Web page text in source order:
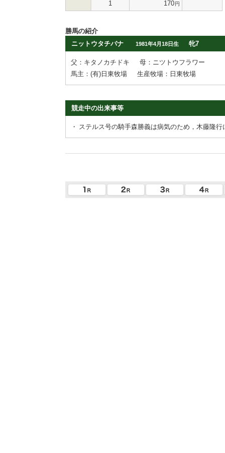
1 170円
勝馬の紹介
ニットウタチバナ
1981年4月18日生 牝7
父：キタノカチドキ
母：ニツトウフラワー
馬主：(有)日東牧場
生産牧場：日東牧場
競走中の出来事等
・ ステルス号の騎手森勝義は病気のため，木藤隆行